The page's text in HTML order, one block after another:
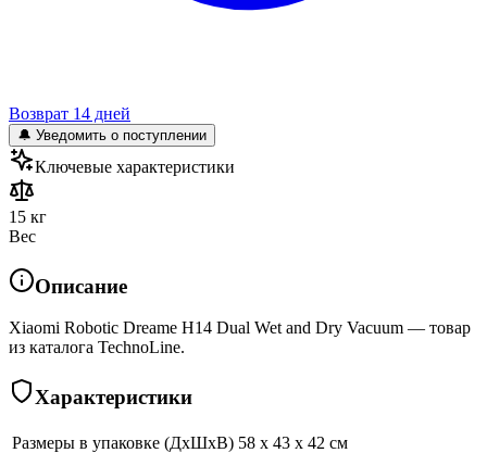
Возврат 14 дней
🔔 Уведомить о поступлении
Ключевые характеристики
15 кг
Вес
Описание
Xiaomi Robotic Dreame H14 Dual Wet and Dry Vacuum — товар
из каталога TechnoLine.
Характеристики
Размеры в упаковке (ДхШхВ) 58 x 43 x 42 см